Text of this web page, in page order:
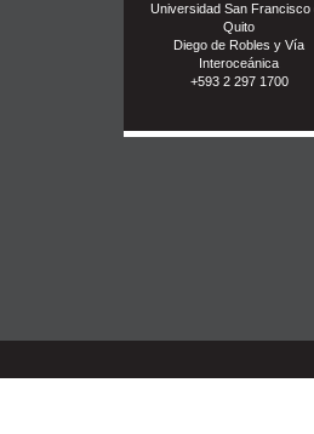
Universidad San Francisco
Quito
Diego de Robles y Vía
Interoceánica
+593 2 297 1700